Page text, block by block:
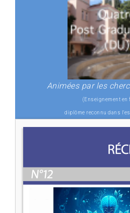
Animées par les
(Enseignement en
diplôme reconnu dans